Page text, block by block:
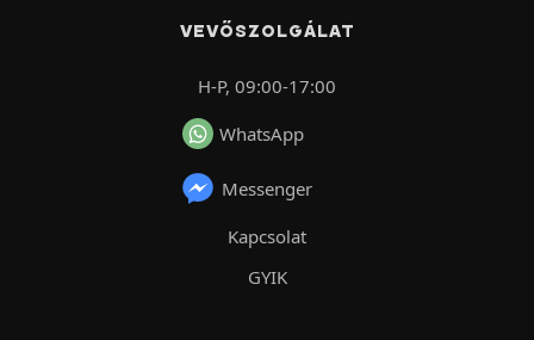
VEVŐSZOLGÁLAT
H-P, 09:00-17:00
WhatsApp
Messenger
Kapcsolat
GYIK